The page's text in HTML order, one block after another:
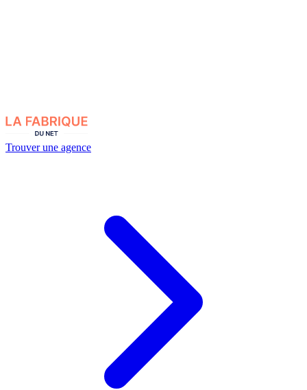
Trouver une agence